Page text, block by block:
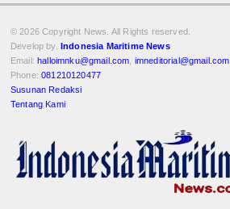
© 2026 Copyright News. All Rights reserved.
Develop by. Indonesia Maritime News
Email:halloimnku@gmail.com imneditorial@gmail.com
Phone:081210120477
Susunan Redaksi
Tentang Kami